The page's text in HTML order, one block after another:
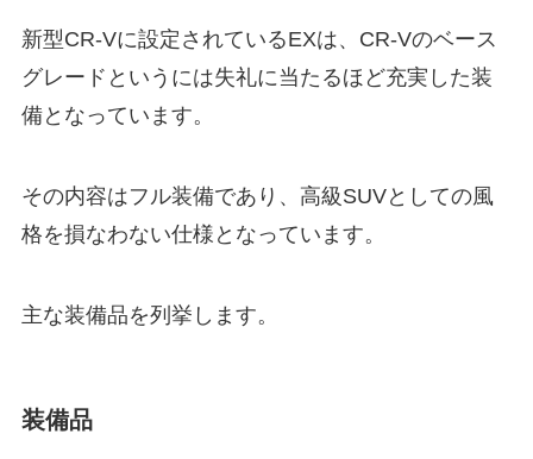
新型CR-Vに設定されているEXは、CR-Vのベース
グレードというには失礼に当たるほど充実した装
備となっています。
その内容はフル装備であり、高級SUVとしての風
格を損なわない仕様となっています。
主な装備品を列挙します。
装備品